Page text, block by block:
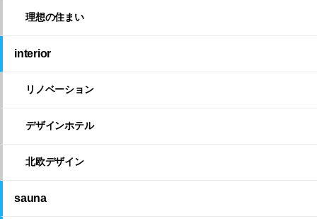
理想の住まい
interior
リノベーション
デザインホテル
北欧デザイン
sauna